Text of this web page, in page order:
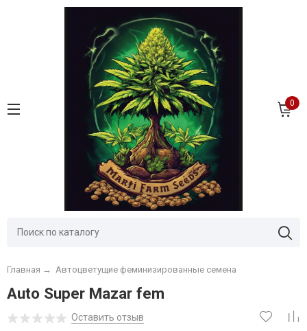
0
Главная → Автоцветущие феминизированные семена
Auto Super Mazar fem
Оставить отзыв